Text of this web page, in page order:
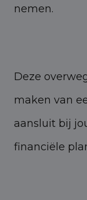
nemen.
Deze
maken van
aansluit bij
financiële